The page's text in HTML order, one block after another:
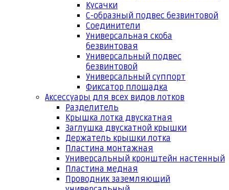
Кусачки
С-образный подвес безвинтовой
Соединители
Универсальная скоба
безвинтовая
Универсальный подвес
безвинтовой
Универсальный суппорт
Фиксатор площадка
Аксессуары для всех видов лотков
Разделитель
Крышка лотка двускатная
Заглушка двускатной крышки
Держатель крышки лотка
Пластина монтажная
Универсальный кронштейн настенный
Пластина медная
Проводник заземляющий